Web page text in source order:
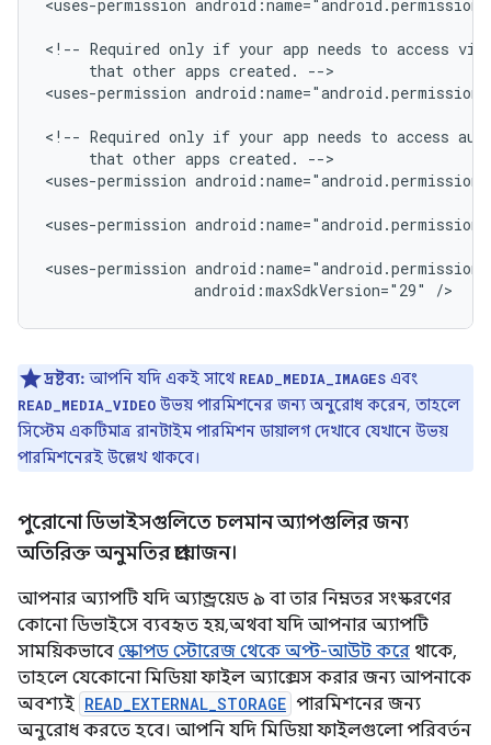
<uses-permission
<!-- Required only if your app needs to access
that other apps created.
-->
<uses-permission
<!-- Required only if your app needs to access
that other apps created.
-->
<uses-permission
<uses-permission
<uses-permission
android:maxSdkVersion="29"
/>
দ্রষ্টব্য: আপনি যদি একই সাথে READ_MEDIA_IMAGES এবং
READ_MEDIA_VIDEO উভয় পারমিশনের জন্য অনুরোধ করেন, তাহলে
সিস্টেম একটিমাত্র রানটাইম পারমিশন ডায়ালগ দেখাবে যেখানে উভয়
পারমিশনেরই উল্লেখ থাকবে।
পুরোনো ডিভাইসগুলিতে চলমান অ্যাপগুলির জন্য
অতিরিক্ত অনুমতির প্রয়োজন।
আপনার অ্যাপটি যদি অ্যান্ড্রয়েড ৯ বা তার নিম্নতর সংস্করণের
কোনো ডিভাইসে ব্যবহৃত হয়, অথবা যদি আপনার অ্যাপটি
সাময়িকভাবে স্কোপড স্টোরেজ থেকে অপ্ট-আউট করে থাকে,
তাহলে যেকোনো মিডিয়া ফাইল অ্যাক্সেস করার জন্য আপনাকে
অবশ্যই READ_EXTERNAL_STORAGE পারমিশনের জন্য
অনুরোধ করতে হবে। আপনি যদি মিডিয়া ফাইলগুলো পরিবর্তন